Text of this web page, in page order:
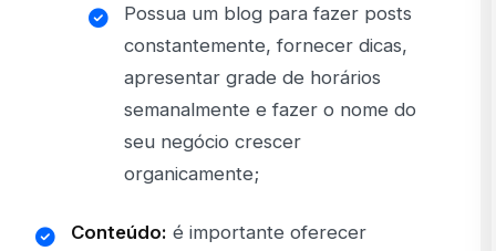
Possua um blog para fazer posts
constantemente, fornecer dicas,
apresentar grade de horários
semanalmente e fazer o nome do
seu negócio crescer
organicamente;
Conteúdo: é importante oferecer